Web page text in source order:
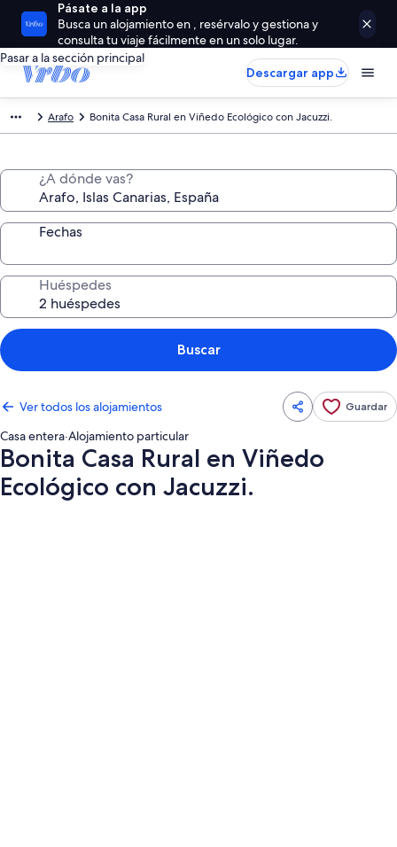
Pásate a la app
Busca un alojamiento en , resérvalo y gestiona y
consulta tu viaje fácilmente en un solo lugar.
Pasar a la sección principal
Descargar app
Arafo Bonita Casa Rural en Viñedo Ecológico con Jacuzzi.
¿A dónde vas?
Fechas
Huéspedes
Buscar
Ver todos los alojamientos Guardar
Casa entera·Alojamiento particular
Bonita Casa Rural en Viñedo
Ecológico con Jacuzzi.